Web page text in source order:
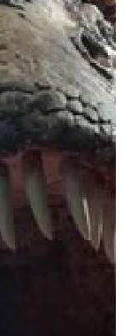
Ximhai,
y realizar